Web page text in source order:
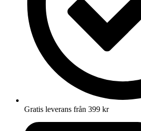
Gratis leverans från 399 kr